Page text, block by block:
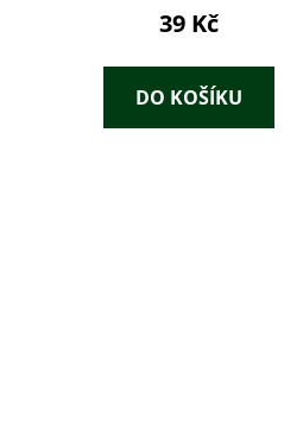
39 Kč
DO KOŠÍKU